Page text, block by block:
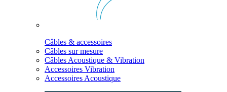
Câbles & accessoires
Câbles sur mesure
Câbles Acoustique & Vibration
Accessoires Vibration
Accessoires Acoustique